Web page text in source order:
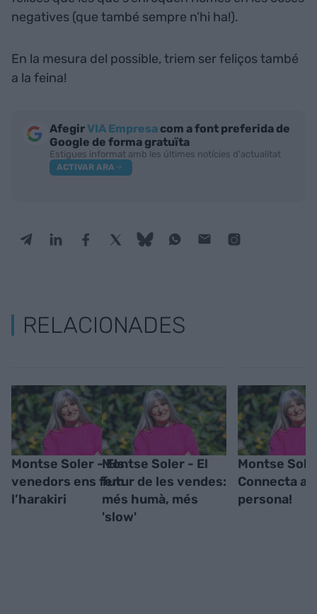
negatives (que també sempre n’hi ha!).
En la mesura del possible, triem ser feliços també
a la feina!
AfegirVIA Empresa com a font preferida de
Google de forma gratuïta
Estigues informat amb les últimes notícies d'actualitat
ACTIVAR ARA
RELACIONADES
Montse Soler - Els
venedors ens fem
l’harakiri
Montse Soler - El
futur de les vendes:
més humà, més
'slow'
Montse
Connecta
persona!